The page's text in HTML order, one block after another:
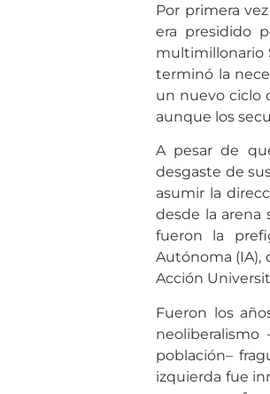
Por primera
era presidido
multimillonario
terminó la
un nuevo ciclo
aunque los
A pesar de
desgaste de
asumir la
desde la arena
fueron la
Autónoma (IA),
Acción
Fueron los
población–
izquierda fue